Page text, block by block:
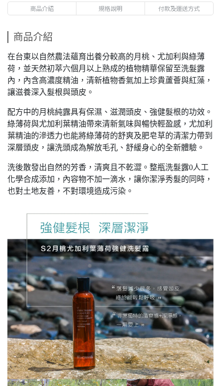
商品介紹 規格說明 付款及運送方式
商品介紹
在台東以自然農法蘊育出養分較高的月桃、尤加利與綠薄
荷，並天然初萃六個月以上熟成的植物精華保留至洗髮露
內，內含高濃度精油，清新植物香氣加上珍貴蘆薈與紅藻，
讓滋養深入髮根與頭皮。
配方中的月桃純露具有保濕、滋潤頭皮、強健髮根的功效。
綠薄荷與尤加利葉精油帶來清新氣味與暢快輕盈感，尤加利
葉精油的滲透力也能將綠薄荷的舒爽及肥皂草的清潔力帶到
深層頭皮，讓洗頭成為解放毛孔、舒緩身心的全新體驗。
洗後散發出自然的芳香，清爽且不乾澀。整瓶洗髮露0人工
化學合成添加，內容物不加一滴水，讓你潔淨秀髮的同時，
也對土地友善，不對環境造成污染。